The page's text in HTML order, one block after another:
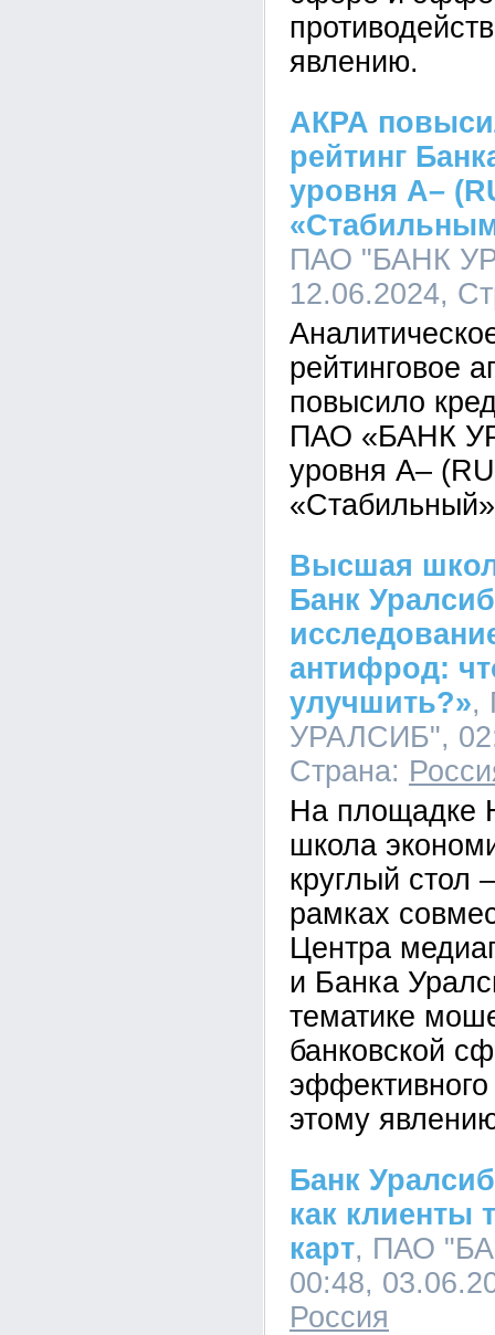
явлению.
АКРА
рейтинг
уровня А–
ПАО "БАНК
12.06.2024,
рейтинговое
повысило
ПАО «БАНК
уровня А–
Высшая
Банк
антифрод:
улучшить?»,
УРАЛСИБ",
Страна:
На площадке
школа
круглый стол
рамках
Центра
и Банка
тематике
банковской
эффективного
этому
Банк
как клиенты
карт, ПАО
00:48,
Россия